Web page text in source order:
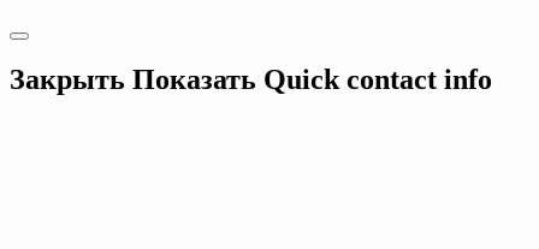
Закрыть Показать Quick contact info